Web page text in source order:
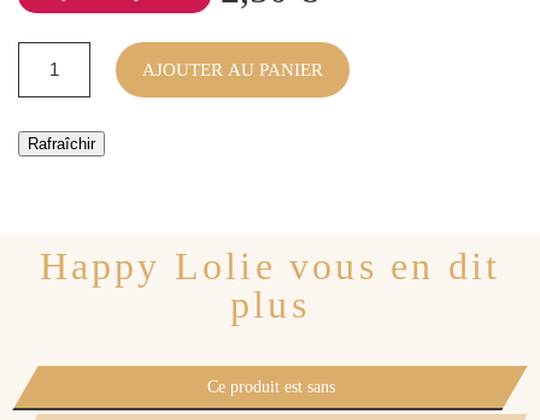
AJOUTER AU PANIER
Happy Lolie vous en dit
plus
Ce produit est sans